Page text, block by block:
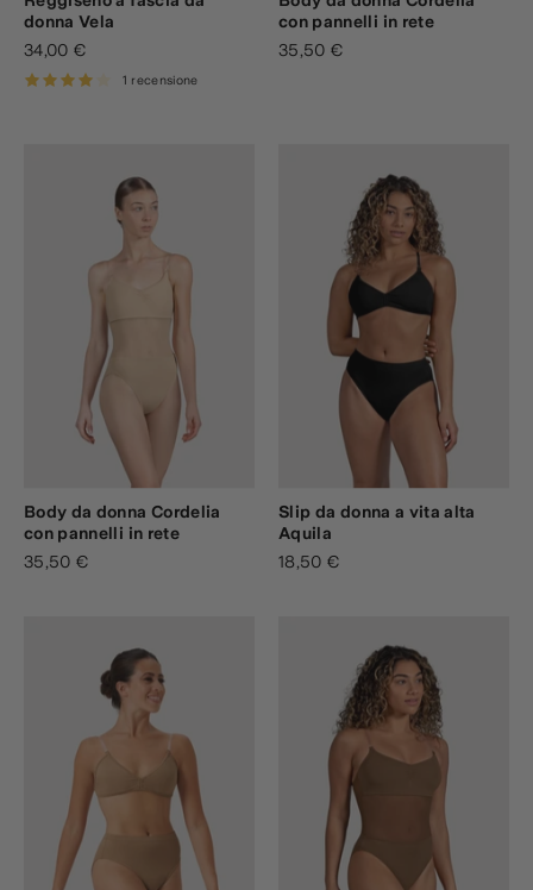
donna Vela
34,00 €
1 recensione
con pannelli in rete
35,50 €
Body da donna Cordelia
con pannelli in rete
35,50 €
Slip da donna a vita alta
Aquila
18,50 €